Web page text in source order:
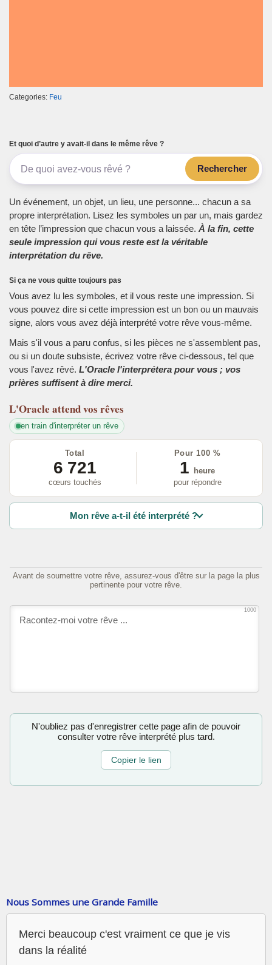
Categories: Feu
Et quoi d’autre y avait-il dans le même rêve ?
Rechercher
Un événement, un objet, un lieu, une personne... chacun a sa
propre interprétation. Lisez les symboles un par un, mais gardez
en tête l’impression que chacun vous a laissée. À la fin, cette
seule impression qui vous reste est la véritable
interprétation du rêve.
Si ça ne vous quitte toujours pas
Vous avez lu les symboles, et il vous reste une impression. Si
vous pouvez dire si cette impression est un bon ou un mauvais
signe, alors vous avez déjà interprété votre rêve vous-même.
Mais s'il vous a paru confus, si les pièces ne s'assemblent pas,
ou si un doute subsiste, écrivez votre rêve ci-dessous, tel que
vous l'avez rêvé. L'Oracle l'interprétera pour vous ; vos
prières suffisent à dire merci.
L'Oracle attend vos rêves
en train d'interpréter un rêve
Total
6 721
cœurs touchés
Pour 100 %
1
heure
pour répondre
Mon rêve a-t-il été interprété ?
Avant de soumettre votre rêve, assurez-vous d'être sur la page la plus
pertinente pour votre rêve.
1000
N'oubliez pas d'enregistrer cette page afin de pouvoir
consulter votre rêve interprété plus tard.
Copier le lien
Nous Sommes une Grande Famille
Merci beaucoup c'est vraiment ce que je vis
dans la réalité